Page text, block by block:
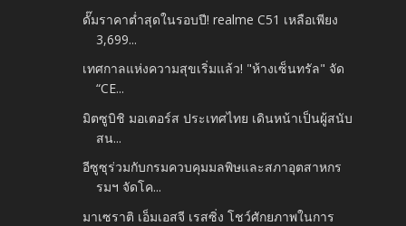
ดั๊มราคาต่ำสุดในรอบปี! realme C51 เหลือเพียง
3,699...
เทศกาลแห่งความสุขเริ่มแล้ว! "ห้างเซ็นทรัล" จัด
“CE...
มิตซูบิชิ มอเตอร์ส ประเทศไทย เดินหน้าเป็นผู้สนับ
สน...
อีซูซุร่วมกับกรมควบคุมมลพิษและสภาอุตสาหกร
รมฯ จัดโค...
มาเซราติ เอ็มเอสจี เรสซิ่ง โชว์ศักยภาพในการ